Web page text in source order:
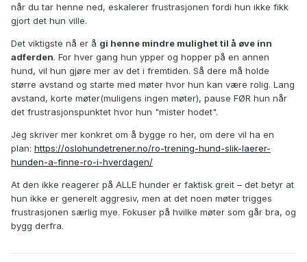
når du tar henne ned, eskalerer frustrasjonen fordi hun ikke fikk
gjort det hun ville.
Det viktigste nå er å gi henne mindre mulighet til å øve inn
adferden. For hver gang hun ypper og hopper på en annen
hund, vil hun gjøre mer av det i fremtiden. Så dere må holde
større avstand og starte med møter hvor hun kan være rolig. Lang
avstand, korte møter(muligens ingen møter), pause FØR hun når
det frustrasjonspunktet hvor hun "mister hodet".
Jeg skriver mer konkret om å bygge ro her, om dere vil ha en
plan: https://oslohundetrener.no/ro-trening-hund-slik-laerer-
hunden-a-finne-ro-i-hverdagen/
At den ikke reagerer på ALLE hunder er faktisk greit – det betyr at
hun ikke er generelt aggresiv, men at det noen møter trigges
frustrasjonen særlig mye. Fokuser på hvilke møter som går bra, og
bygg derfra.